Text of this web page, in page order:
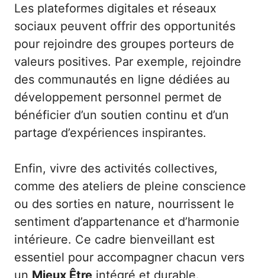
Les plateformes digitales et réseaux
sociaux peuvent offrir des opportunités
pour rejoindre des groupes porteurs de
valeurs positives. Par exemple, rejoindre
des communautés en ligne dédiées au
développement personnel permet de
bénéficier d’un soutien continu et d’un
partage d’expériences inspirantes.
Enfin, vivre des activités collectives,
comme des ateliers de pleine conscience
ou des sorties en nature, nourrissent le
sentiment d’appartenance et d’harmonie
intérieure. Ce cadre bienveillant est
essentiel pour accompagner chacun vers
un Mieux Être intégré et durable.